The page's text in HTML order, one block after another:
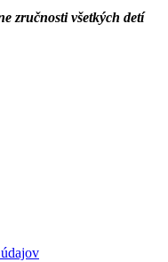
zručnosti všetkých detí